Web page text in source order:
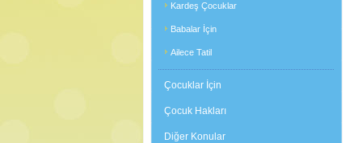
Kardeş Çocuklar
Babalar İçin
Ailece Tatil
Çocuklar İçin
Çocuk Hakları
Diğer Konular